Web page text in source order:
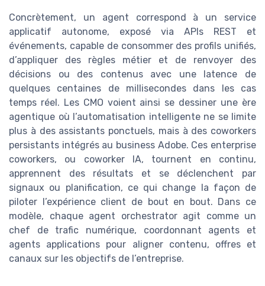
Concrètement, un agent correspond à un service
applicatif autonome, exposé via APIs REST et
événements, capable de consommer des profils unifiés,
d’appliquer des règles métier et de renvoyer des
décisions ou des contenus avec une latence de
quelques centaines de millisecondes dans les cas
temps réel. Les CMO voient ainsi se dessiner une ère
agentique où l’automatisation intelligente ne se limite
plus à des assistants ponctuels, mais à des coworkers
persistants intégrés au business Adobe. Ces enterprise
coworkers, ou coworker IA, tournent en continu,
apprennent des résultats et se déclenchent par
signaux ou planification, ce qui change la façon de
piloter l’expérience client de bout en bout. Dans ce
modèle, chaque agent orchestrator agit comme un
chef de trafic numérique, coordonnant agents et
agents applications pour aligner contenu, offres et
canaux sur les objectifs de l’entreprise.